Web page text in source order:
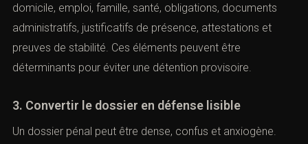
domicile, emploi, famille, santé, obligations, documents
administratifs, justificatifs de présence, attestations et
preuves de stabilité. Ces éléments peuvent être
déterminants pour éviter une détention provisoire.
3. Convertir le dossier en défense lisible
Un dossier pénal peut être dense, confus et anxiogène.